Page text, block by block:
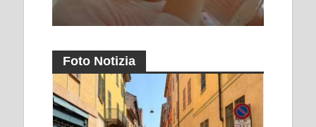
Foto Notizia